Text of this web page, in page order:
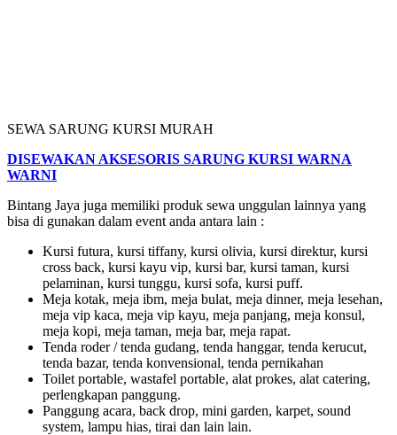
SEWA SARUNG KURSI MURAH
DISEWAKAN AKSESORIS SARUNG KURSI WARNA
WARNI
Bintang Jaya juga memiliki produk sewa unggulan lainnya yang
bisa di gunakan dalam event anda antara lain :
Kursi futura, kursi tiffany, kursi olivia, kursi direktur, kursi
cross back, kursi kayu vip, kursi bar, kursi taman, kursi
pelaminan, kursi tunggu, kursi sofa, kursi puff.
Meja kotak, meja ibm, meja bulat, meja dinner, meja lesehan,
meja vip kaca, meja vip kayu, meja panjang, meja konsul,
meja kopi, meja taman, meja bar, meja rapat.
Tenda roder / tenda gudang, tenda hanggar, tenda kerucut,
tenda bazar, tenda konvensional, tenda pernikahan
Toilet portable, wastafel portable, alat prokes, alat catering,
perlengkapan panggung.
Panggung acara, back drop, mini garden, karpet, sound
system, lampu hias, tirai dan lain lain.